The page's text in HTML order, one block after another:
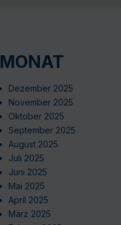
MONAT
Dezember 2025
November 2025
Oktober 2025
September 2025
August 2025
Juli 2025
Juni 2025
Mai 2025
April 2025
März 2025